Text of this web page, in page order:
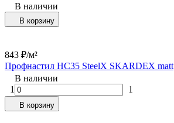
В наличии
В корзину
843 ₽/м²
Профнастил НС35 SteelX SKARDEX matt
В наличии
1
1
В корзину